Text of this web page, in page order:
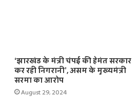
‘झारखंड के मंत्री चंपई की हेमंत सरकार
कर रही निगरानी’, असम के मुख्यमंत्री
सरमा का आरोप
August 29, 2024